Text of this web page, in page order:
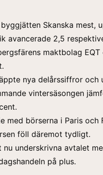
Skanska mest,
avancerade 2,5
maktbolag
nya delårssiffror och
vintersäsongen
med börserna i Paris och
föll däremot tydligt.
underskrivna avtalet
på plus.